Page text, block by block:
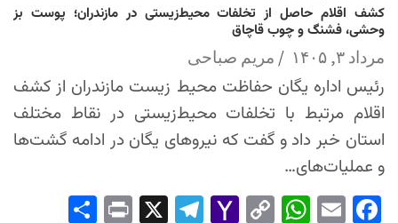
کشف اقلام حاصل از تخلفات محیط‌زیستی در مازندران؛ پوست بز
وحشی، فشنگ و چوب قاچاق
مرداد ۳, ۱۴۰۵ مریم صباحی
رئیس اداره یگان حفاظت محیط زیست مازندران از کشف
اقلام مرتبط با تخلفات محیط‌زیستی در نقاط مختلف
استان خبر داد و گفت که نیروهای یگان در ادامه گشت‌ها
و عملیات‌های…
Fac
Em
Wh
Co
Yah
Tel
Pri